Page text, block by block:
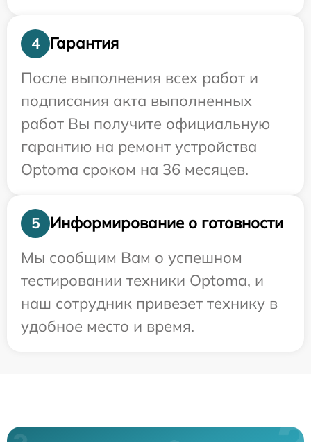
4
Гарантия
После выполнения всех работ и
подписания акта выполненных
работ Вы получите официальную
гарантию на ремонт устройства
Optoma сроком на 36 месяцев.
5
Информирование о готовности
Мы сообщим Вам о успешном
тестировании техники Optoma, и
наш сотрудник привезет технику в
удобное место и время.